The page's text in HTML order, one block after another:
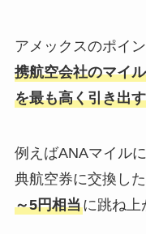
アメックスのポイン
携航空会社のマイ
を最も高く引き出す
例えばANAマイル
典航空券に交換した
～5円相当に跳ね上